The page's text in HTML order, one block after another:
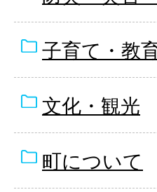
子育て・教
文化・観光
町について